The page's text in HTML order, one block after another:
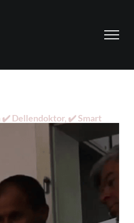
✔️ Dellendoktor, ✔️ Smart
sind Ihr Schlüssel zum